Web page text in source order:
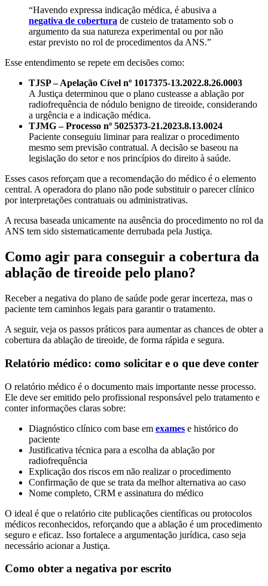
“Havendo expressa indicação médica, é abusiva a
negativa de cobertura de custeio de tratamento sob o
argumento da sua natureza experimental ou por não
estar previsto no rol de procedimentos da ANS.”
Esse entendimento se repete em decisões como:
TJSP – Apelação Cível nº 1017375-13.2022.8.26.0003
A Justiça determinou que o plano custeasse a ablação por
radiofrequência de nódulo benigno de tireoide, considerando
a urgência e a indicação médica.
TJMG – Processo nº 5025373-21.2023.8.13.0024
Paciente conseguiu liminar para realizar o procedimento
mesmo sem previsão contratual. A decisão se baseou na
legislação do setor e nos princípios do direito à saúde.
Esses casos reforçam que a recomendação do médico é o elemento
central. A operadora do plano não pode substituir o parecer clínico
por interpretações contratuais ou administrativas.
A recusa baseada unicamente na ausência do procedimento no rol da
ANS tem sido sistematicamente derrubada pela Justiça.
Como agir para conseguir a cobertura da
ablação de tireoide pelo plano?
Receber a negativa do plano de saúde pode gerar incerteza, mas o
paciente tem caminhos legais para garantir o tratamento.
A seguir, veja os passos práticos para aumentar as chances de obter a
cobertura da ablação de tireoide, de forma rápida e segura.
Relatório médico: como solicitar e o que deve conter
O relatório médico é o documento mais importante nesse processo.
Ele deve ser emitido pelo profissional responsável pelo tratamento e
conter informações claras sobre:
Diagnóstico clínico com base em exames e histórico do
paciente
Justificativa técnica para a escolha da ablação por
radiofrequência
Explicação dos riscos em não realizar o procedimento
Confirmação de que se trata da melhor alternativa ao caso
Nome completo, CRM e assinatura do médico
O ideal é que o relatório cite publicações científicas ou protocolos
médicos reconhecidos, reforçando que a ablação é um procedimento
seguro e eficaz. Isso fortalece a argumentação jurídica, caso seja
necessário acionar a Justiça.
Como obter a negativa por escrito